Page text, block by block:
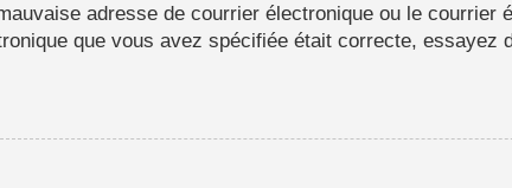
adresse de courrier électronique ou le courrier
que vous avez spécifiée était correcte, essayez